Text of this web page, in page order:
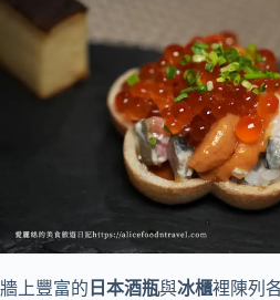
牆上豐富的 日本酒瓶與冰櫃裡陳列